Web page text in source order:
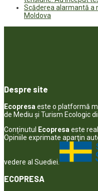
Scăderea alarmantă a
Moldova
Despre site
Ecopresa este o platformă
de Mediu și Turism Ecologic
Conținutul Ecopresa este
Opiniile exprimate aparţin
vedere al Suediei.
ECOPRESA